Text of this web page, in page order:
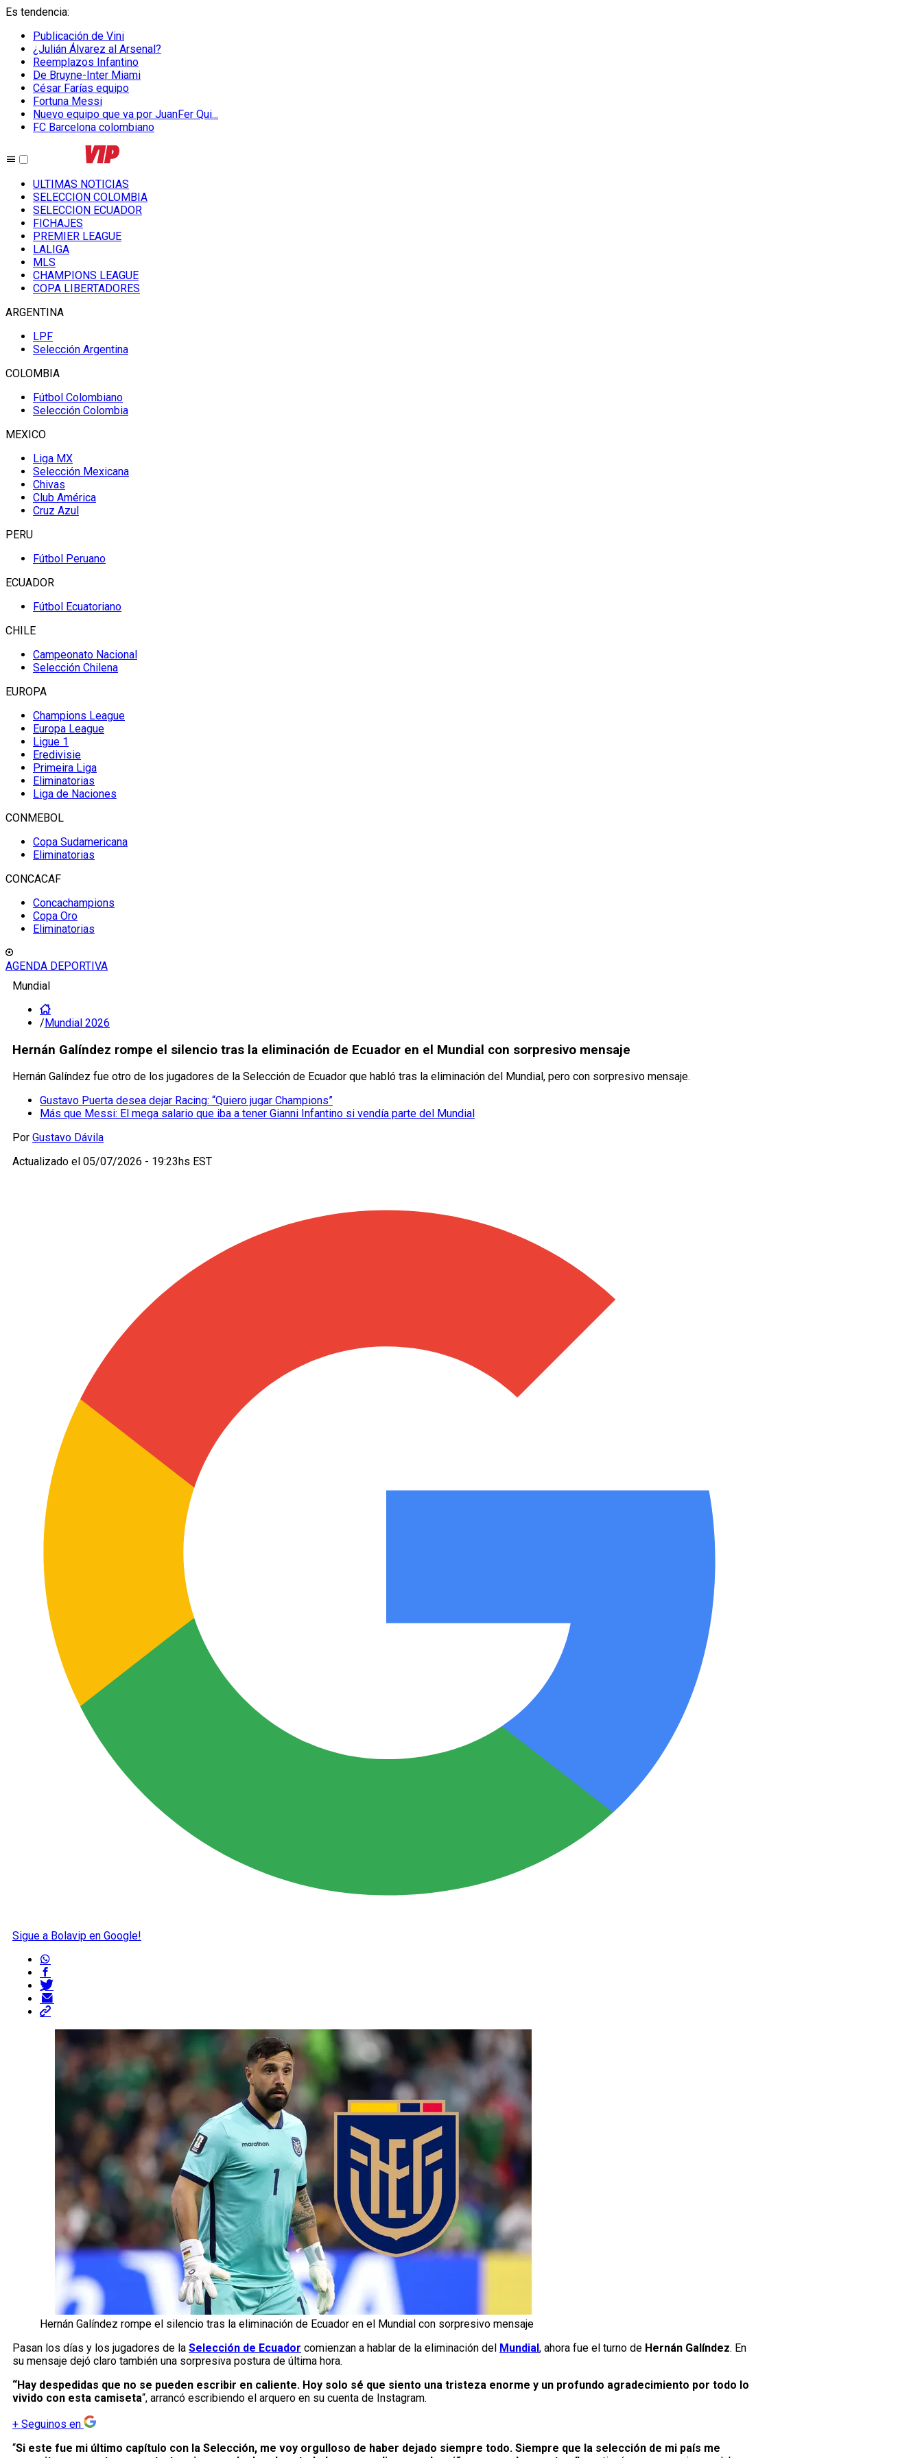
Es tendencia:
Publicación de Vini
¿Julián Álvarez al Arsenal?
Reemplazos Infantino
De Bruyne-Inter Miami
César Farías equipo
Fortuna Messi
Nuevo equipo que va por JuanFer Qui...
FC Barcelona colombiano
ULTIMAS NOTICIAS
SELECCION COLOMBIA
SELECCION ECUADOR
FICHAJES
PREMIER LEAGUE
LALIGA
MLS
CHAMPIONS LEAGUE
COPA LIBERTADORES
ARGENTINA
LPF
Selección Argentina
COLOMBIA
Fútbol Colombiano
Selección Colombia
MEXICO
Liga MX
Selección Mexicana
Chivas
Club América
Cruz Azul
PERU
Fútbol Peruano
ECUADOR
Fútbol Ecuatoriano
CHILE
Campeonato Nacional
Selección Chilena
EUROPA
Champions League
Europa League
Ligue 1
Eredivisie
Primeira Liga
Eliminatorias
Liga de Naciones
CONMEBOL
Copa Sudamericana
Eliminatorias
CONCACAF
Concachampions
Copa Oro
Eliminatorias
AGENDA DEPORTIVA
Mundial
/Mundial 2026
Hernán Galíndez rompe el silencio tras la eliminación de Ecuador en el Mundial con sorpresivo mensaje
Hernán Galíndez fue otro de los jugadores de la Selección de Ecuador que habló tras la eliminación del Mundial, pero con sorpresivo mensaje.
Gustavo Puerta desea dejar Racing: “Quiero jugar Champions”
Más que Messi: El mega salario que iba a tener Gianni Infantino si vendía parte del Mundial
Por Gustavo Dávila
Actualizado el 05/07/2026 - 19:23hs EST
Sigue a Bolavip en Google!
Hernán Galíndez rompe el silencio tras la eliminación de Ecuador en el Mundial con sorpresivo mensaje
Pasan los días y los jugadores de la Selección de Ecuador comienzan a hablar de la eliminación del Mundial , ahora fue el turno de Hernán Galíndez. En
su mensaje dejó claro también una sorpresiva postura de última hora.
“Hay despedidas que no se pueden escribir en caliente. Hoy solo sé que siento una tristeza enorme y un profundo agradecimiento por todo lo
vivido con esta camiseta“, arrancó escribiendo el arquero en su cuenta de Instagram.
+ Seguinos en
“Si este fue mi último capítulo con la Selección, me voy orgulloso de haber dejado siempre todo. Siempre que la selección de mi país me